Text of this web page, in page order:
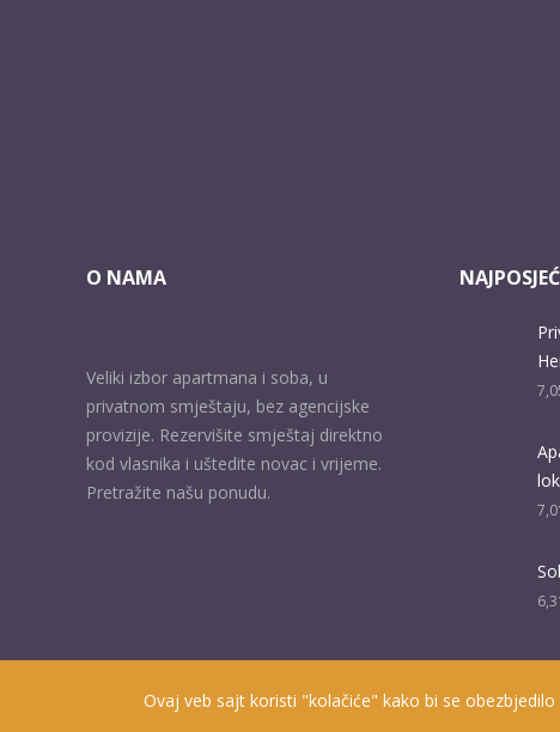
O NAMA
Veliki izbor apartmana i soba, u
privatnom smještaju, bez agencijske
provizije. Rezervišite smještaj direktno
kod vlasnika i uštedite novac i vrijeme.
Pretražite našu ponudu.
Prisutni od 2010. godine | 2019 © Smještaj u Herceg Novom
Ovaj veb sajt koristi "kolačiće" kako bi se